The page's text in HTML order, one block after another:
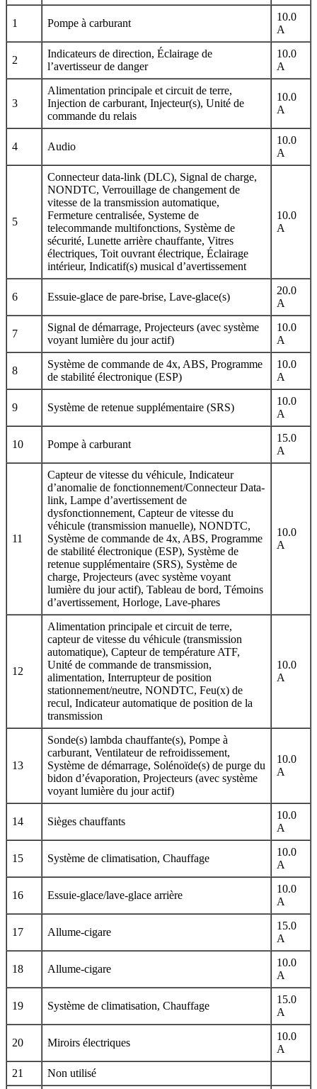
1 Pompe à carburant
10.0
A
2
Indicateurs de direction, Éclairage de
l’avertisseur de danger
10.0
A
3
Alimentation principale et circuit de terre,
Injection de carburant, Injecteur(s), Unité de
commande du relais
10.0
A
4 Audio
10.0
A
5
Connecteur data-link (DLC), Signal de charge,
NONDTC, Verrouillage de changement de
vitesse de la transmission automatique,
Fermeture centralisée, Systeme de
telecommande multifonctions, Système de
sécurité, Lunette arrière chauffante, Vitres
électriques, Toit ouvrant électrique, Éclairage
intérieur, Indicatif(s) musical d’avertissement
10.0
A
6 Essuie-glace de pare-brise, Lave-glace(s)
20.0
A
7
Signal de démarrage, Projecteurs (avec système
voyant lumière du jour actif)
10.0
A
8
Système de commande de 4x, ABS, Programme
de stabilité électronique (ESP)
10.0
A
9 Système de retenue supplémentaire (SRS)
10.0
A
10 Pompe à carburant
15.0
A
11
Capteur de vitesse du véhicule, Indicateur
d’anomalie de fonctionnement/Connecteur Data-
link, Lampe d’avertissement de
dysfonctionnement, Capteur de vitesse du
véhicule (transmission manuelle), NONDTC,
Système de commande de 4x, ABS, Programme
de stabilité électronique (ESP), Système de
retenue supplémentaire (SRS), Système de
charge, Projecteurs (avec système voyant
lumière du jour actif), Tableau de bord, Témoins
d’avertissement, Horloge, Lave-phares
10.0
A
12
Alimentation principale et circuit de terre,
capteur de vitesse du véhicule (transmission
automatique), Capteur de température ATF,
Unité de commande de transmission,
alimentation, Interrupteur de position
stationnement/neutre, NONDTC, Feu(x) de
recul, Indicateur automatique de position de la
transmission
10.0
A
13
Sonde(s) lambda chauffante(s), Pompe à
carburant, Ventilateur de refroidissement,
Système de démarrage, Solénoïde(s) de purge du
bidon d’évaporation, Projecteurs (avec système
voyant lumière du jour actif)
10.0
A
14 Sièges chauffants
10.0
A
15 Système de climatisation, Chauffage
10.0
A
16 Essuie-glace/lave-glace arrière
10.0
A
17 Allume-cigare
15.0
A
18 Allume-cigare
10.0
A
19 Système de climatisation, Chauffage
15.0
A
20 Miroirs électriques
10.0
A
21
Non utilisé